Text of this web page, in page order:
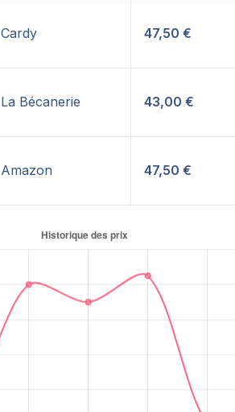
Cardy 47,50 €
La Bécanerie 43,00 €
Amazon 47,50 €